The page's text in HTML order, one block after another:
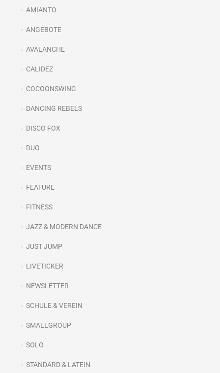
AMIANTO
ANGEBOTE
AVALANCHE
CALIDEZ
COCOONSWING
DANCING REBELS
DISCO FOX
DUO
EVENTS
FEATURE
FITNESS
JAZZ & MODERN DANCE
JUST JUMP
LIVETICKER
NEWSLETTER
SCHULE & VEREIN
SMALLGROUP
SOLO
STANDARD & LATEIN